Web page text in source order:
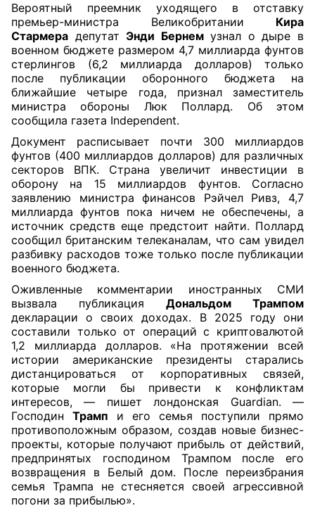
Вероятный преемник уходящего в отставку
премьер-министра Великобритании Кира
Стармера депутат Энди Бернемузнал о дыре в
военном бюджете размером 4,7 миллиарда фунтов
стерлингов (6,2 миллиарда долларов) только
после публикации оборонного бюджета на
ближайшие четыре года, признал заместитель
министра обороны Люк Поллард. Об этом
сообщила газета Independent.
Документ расписывает почти 300 миллиардов
фунтов (400 миллиардов долларов) для различных
секторов ВПК. Страна увеличит инвестиции в
оборону на 15 миллиардов фунтов. Согласно
заявлению министра финансов Рэйчел Ривз, 4,7
миллиарда фунтов пока ничем не обеспечены, а
источник средств еще предстоит найти. Поллард
сообщил британским телеканалам, что сам увидел
разбивку расходов тоже только после публикации
военного бюджета.
Оживленные комментарии иностранных СМИ
вызвала публикация Дональдом Трампом
декларации о своих доходах. В 2025 году они
составили только от операций с криптовалютой
1,2 миллиарда долларов. «На протяжении всей
истории американские президенты старались
дистанцироваться от корпоративных связей,
которые могли бы привести к конфликтам
интересов, — пишет лондонская Guardian. —
Господин Трамп и его семья поступили прямо
противоположным образом, создав новые бизнес-
проекты, которые получают прибыль от действий,
предпринятых господином Трампом после его
возвращения в Белый дом. После переизбрания
семья Трампа не стесняется своей агрессивной
погони за прибылью».